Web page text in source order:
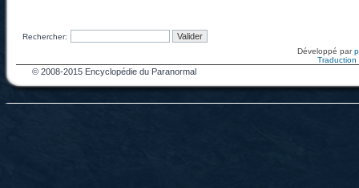
Rechercher:
Développé par
Traduction
© 2008-2015 Encyclopédie du Paranormal